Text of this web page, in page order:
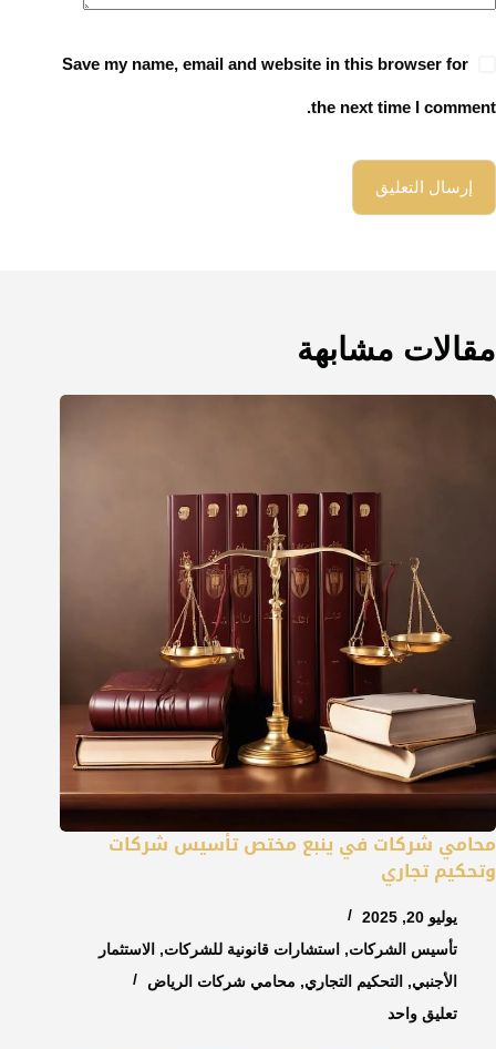
Save my name, email and website in this browser for
the next time I comment.
إرسال التعليق
مقالات مشابهة
محامي شركات في ينبع مختص تأسيس شركات
وتحكيم تجاري
يوليو 20, 2025
تأسيس الشركات, استشارات قانونية للشركات, الاستثمار
الأجنبي, التحكيم التجاري, محامي شركات الرياض
تعليق واحد